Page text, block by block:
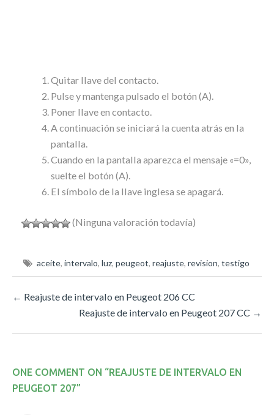
Quitar llave del contacto.
Pulse y mantenga pulsado el botón (A).
Poner llave en contacto.
A continuación se iniciará la cuenta atrás en la
pantalla.
Cuando en la pantalla aparezca el mensaje «=0»,
suelte el botón (A).
El símbolo de la llave inglesa se apagará.
(Ninguna valoración todavía)
aceite, intervalo, luz, peugeot, reajuste, revision, testigo
← Reajuste de intervalo en Peugeot 206 CC
Reajuste de intervalo en Peugeot 207 CC →
ONE COMMENT ON “REAJUSTE DE INTERVALO EN
PEUGEOT 207”